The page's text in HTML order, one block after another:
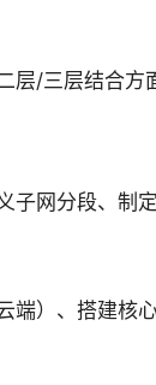
层/三层结合方
子网分段、制
）、搭建核